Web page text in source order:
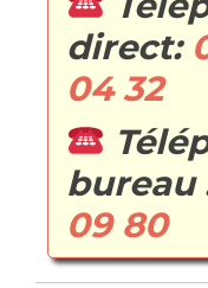
direct:
04 32
bureau
09 80